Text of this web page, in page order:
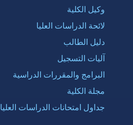
وكيل الكلية
لائحة الدراسات العليا
دليل الطالب
آليات التسجيل
البرامج والمقررات الدراسية
مجلة الكلية
جداول امتحانات الدراسات العليا